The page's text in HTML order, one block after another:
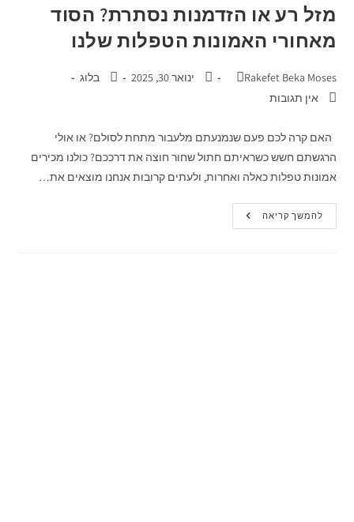
מזל רע או הזדמנות נסתרת? הסוד
מאחורי האמונות הטפלות שלנו
Rakefet Beka Moses ינואר 30, 2025
בלוג
אין תגובות
האם קרה לכם פעם שנמנעתם מלעבור מתחת לסולם? או אולי
הרגשתם חשש כשראיתם חתול שחור חוצה את דרככם? כולנו מכירים
אמונות טפלות כאלה ואחרות, ולעתים קרובות אנחנו מוצאים את…
להמשך קריאה